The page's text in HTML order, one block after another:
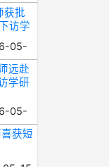
获批
访学
05-
远赴
学研
05-
获短